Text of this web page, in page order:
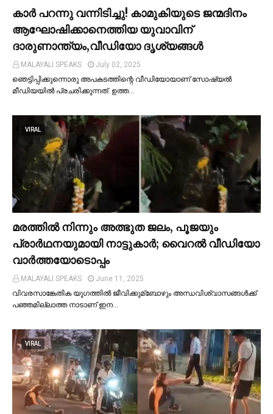
കാര്‍ പറന്നു വന്നിടിച്ചു! കാമുകിയുടെ ജന്മദിനം
ആഘോഷിക്കാനെത്തിയ യുവാവിന്
ദാരുണാന്ത്യം,വീഡിയോ ദൃശ്യങ്ങൾ
MALAYALI SPEAKS
July 02, 2025
ഞെട്ടിപ്പിക്കുന്നൊരു അപകടത്തിന്റെ വീഡിയോയാണ് സോഷ്യല്‍
മീഡിയയില്‍ പ്രചരിക്കുന്നത്. ഉത്ത…
VIRAL
മരത്തില്‍ നിന്നും അത്ഭുത ജലം, പൂജയും
പ്രാര്‍ഥനയുമായി നാട്ടുകാര്‍; വൈറൽ വീഡിയോ
വാർത്തയോടൊപ്പം
MALAYALI SPEAKS
June 11, 2025
വിവരസാങ്കേതിക യുഗത്തില്‍ ജീവിക്കുമ്ബോഴും അന്ധവിശ്വാസങ്ങള്‍ക്ക്
പഞ്ഞമില്ലാത്ത നാടാണ് ഇന…
VIRAL